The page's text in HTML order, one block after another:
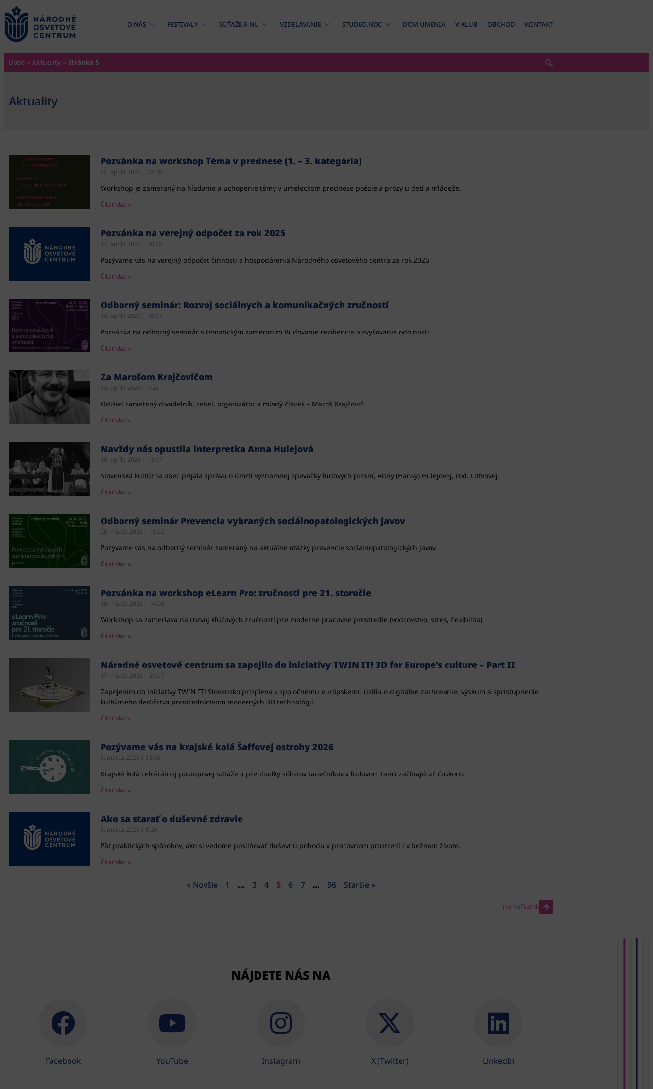
content
O NÁS FESTIVALY SÚŤAŽE A NU VZDELÁVANIE STUDEO.NOC DOM UMENIA V-KLUB OBCHOD KONTAKT
Úvod » Aktuality » Stránka 5
Aktuality
Pozvánka na workshop Téma v prednese (1. – 3. kategória)
22. apríla 2026 12:00
Workshop je zameraný na hľadanie a uchopenie témy v umeleckom prednese poézie a prózy u detí a mládeže.
Čítať viac »
Pozvánka na verejný odpočet za rok 2025
17. apríla 2026 18:12
Pozývame vás na verejný odpočet činnosti a hospodárenia Národného osvetového centra za rok 2025.
Čítať viac »
Odborný seminár: Rozvoj sociálnych a komunikačných zručností
14. apríla 2026 10:07
Pozvánka na odborný seminár s tematickým zameraním Budovanie reziliencie a zvyšovanie odolnosti.
Čítať viac »
Za Marošom Krajčovičom
13. apríla 2026 9:22
Odišiel zanietený divadelník, rebel, organizátor a mladý človek – Maroš Krajčovič.
Čítať viac »
Navždy nás opustila interpretka Anna Hulejová
10. apríla 2026 13:07
Slovenská kultúrna obec prijala správu o úmrtí významnej speváčky ľudových piesní, Anny (Hanky) Hulejovej, rod. Littvovej.
Čítať viac »
Odborný seminár Prevencia vybraných sociálnopatologických javov
25. marca 2026 15:02
Pozývame vás na odborný seminár zameraný na aktuálne otázky prevencie sociálnopatologických javov.
Čítať viac »
Pozvánka na workshop eLearn Pro: zručnosti pre 21. storočie
19. marca 2026 14:06
Workshop sa zameriava na rozvoj kľúčových zručností pre moderné pracovné prostredie (vodcovstvo, stres, flexibilita).
Čítať viac »
Národné osvetové centrum sa zapojilo do iniciatívy TWIN IT! 3D for Europe’s culture – Part II
17. marca 2026 20:07
Zapojením do iniciatívy TWIN IT! Slovensko prispieva k spoločnému európskemu úsiliu o digitálne zachovanie, výskum a sprístupnenie
kultúrneho dedičstva prostredníctvom moderných 3D technológií.
Čítať viac »
Pozývame vás na krajské kolá Šaffovej ostrohy 2026
9. marca 2026 15:48
Krajské kolá celoštátnej postupovej súťaže a prehliadky sólistov tanečníkov v ľudovom tanci začínajú už čoskoro.
Čítať viac »
Ako sa starať o duševné zdravie
3. marca 2026 8:24
Päť praktických spôsobov, ako si vedome posilňovať duševnú pohodu v pracovnom prostredí i v bežnom živote.
Čítať viac »
« Novšie 1 … 3 4 5 6 7 … 96 Staršie »
na začiatok
NÁJDETE NÁS NA
Facebook YouTube Instagram X (Twitter) LinkedIn